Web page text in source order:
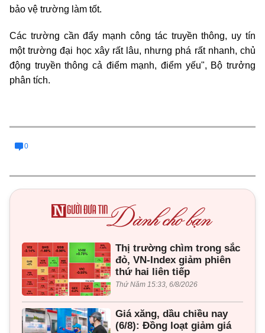
bảo vệ trường làm tốt.
Các trường cần đẩy mạnh công tác truyền thông, uy tín
một trường đại học xây rất lâu, nhưng phá rất nhanh, chủ
động truyền thông cả điểm mạnh, điểm yếu", Bộ trưởng
phân tích.
0
Thị trường chìm trong sắc
đỏ, VN-Index giảm phiên
thứ hai liên tiếp
Thứ Năm 15:33, 6/8/2026
Giá xăng, dầu chiều nay
(6/8): Đồng loạt giảm giá